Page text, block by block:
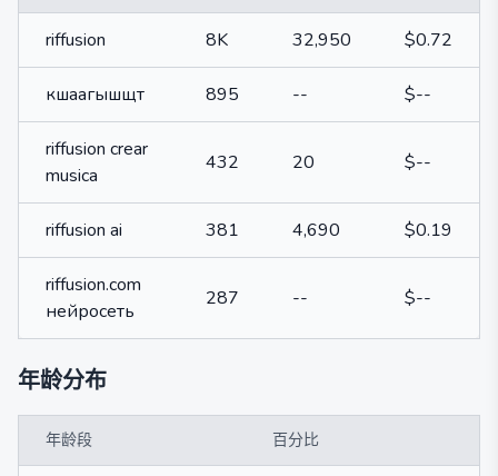
riffusion 8K 32,950 $0.72
кшаагышщт 895 -- $--
riffusion crear
musica
432 20 $--
riffusion ai 381 4,690 $0.19
riffusion.com
нейросеть
287 -- $--
年龄分布
年龄段 百分比